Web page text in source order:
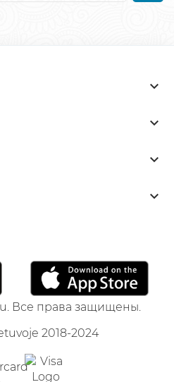




Все права защищены.
2018-2024